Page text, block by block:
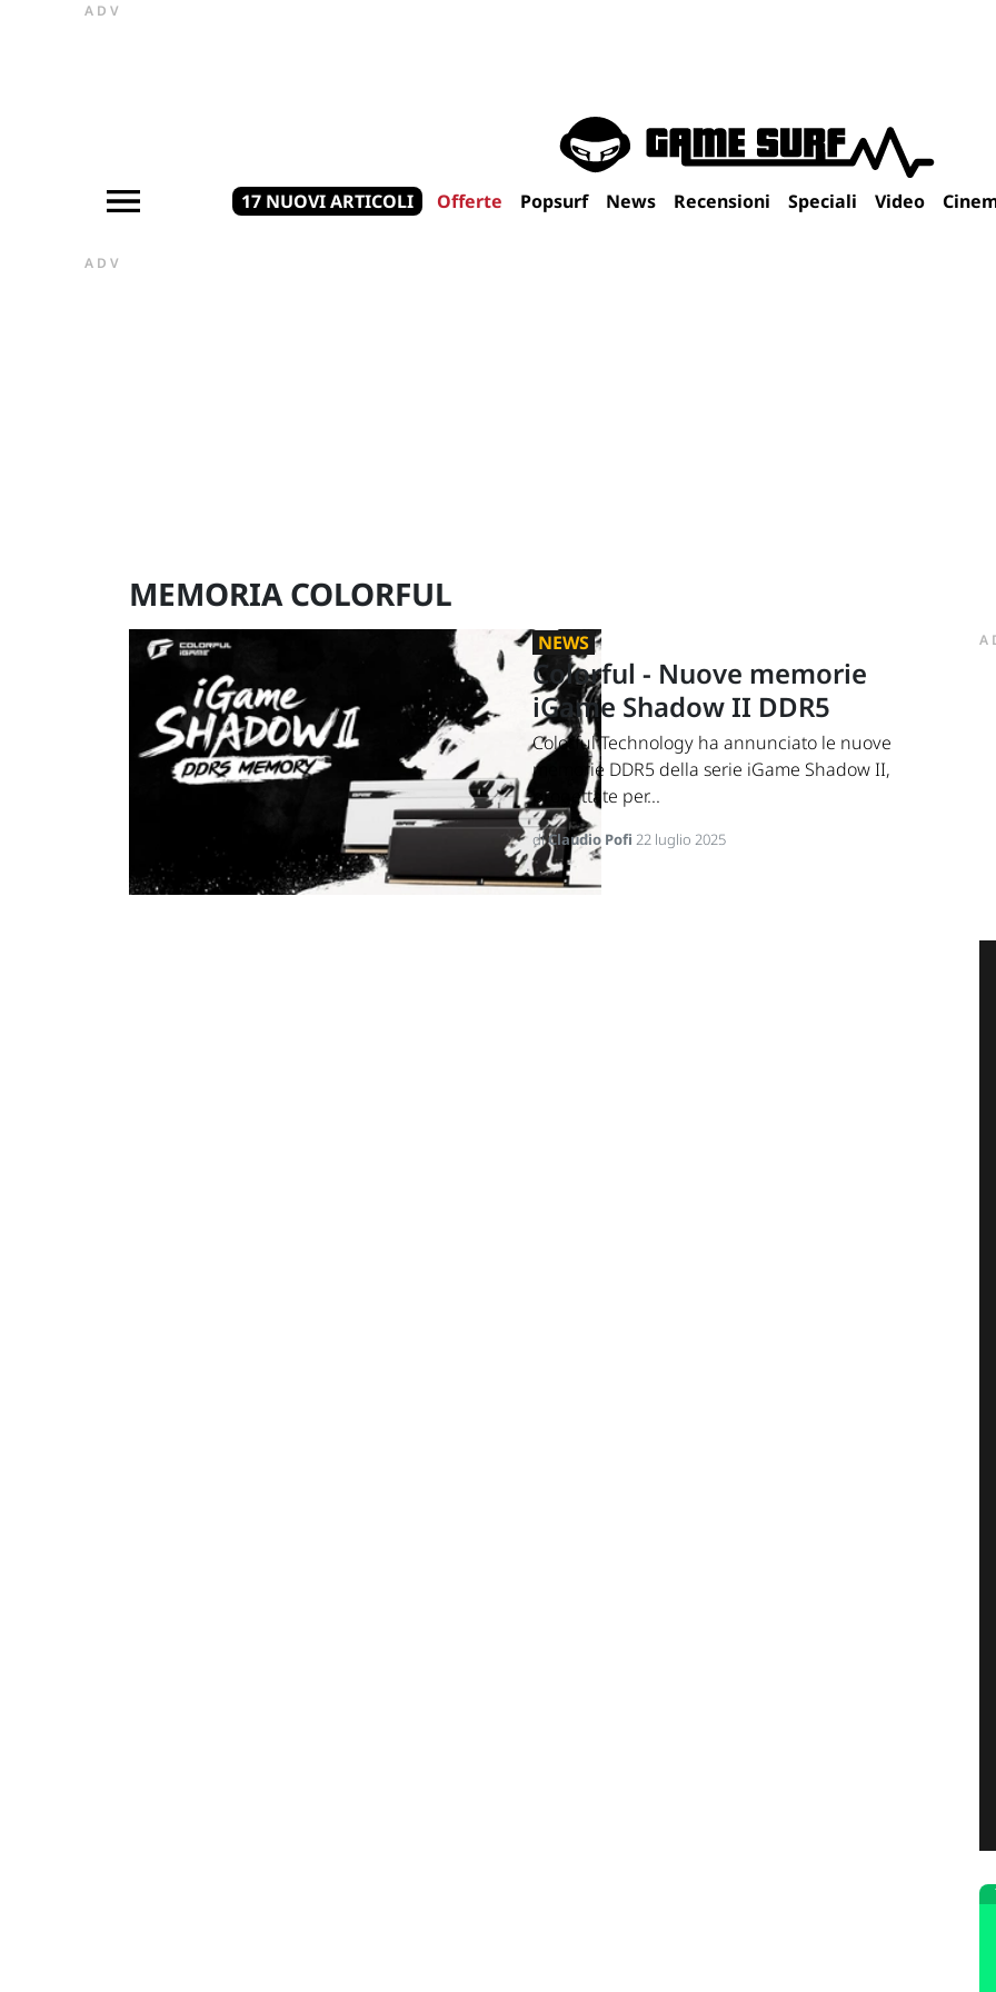
ADV
17 NUOVI ARTICOLI Offerte Popsurf News Recensioni Speciali Video
ADV
MEMORIA COLORFUL
NEWS
Colorful - Nuove memorie
iGame Shadow II DDR5
Colorful Technology ha annunciato le nuove
memorie DDR5 della serie iGame Shadow II,
progettate per...
diClaudio Pofi 22 luglio 2025